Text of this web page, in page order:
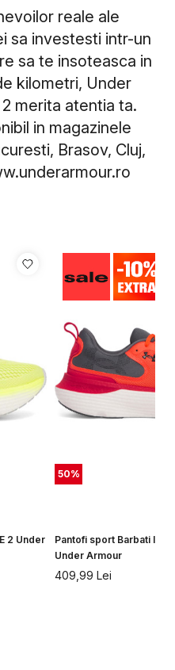
reale ale
sa investesti intr-un
sa te insoteasca in
kilometri, Under
merita atentia ta.
in magazinele
Brasov, Cluj,
2 Under
50%
Pantofi sport Barbati
Under Armour
409,99 Lei